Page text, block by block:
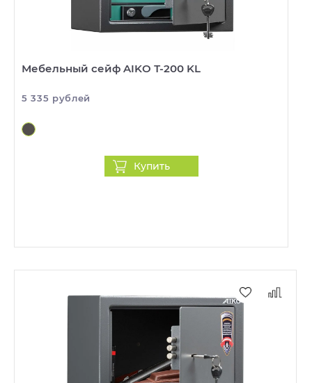
Мебельный сейф AIKO Т-200 KL
5 335 рублей
Купить